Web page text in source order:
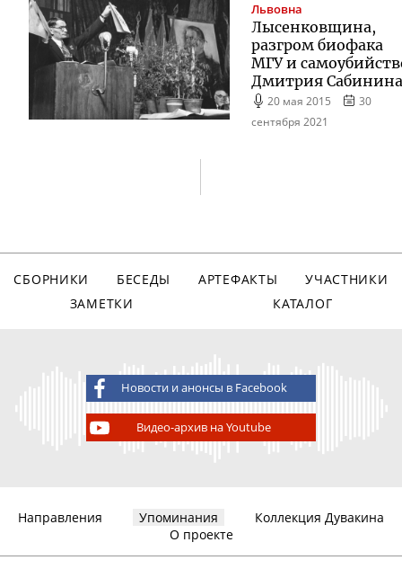
Львовна
Лысенковщина,
разгром биофака
МГУ и
Дмитрия Сабинина
20 мая 2015
30
сентября 2021
СБОРНИКИ БЕСЕДЫ АРТЕФАКТЫ
УЧАСТНИКИ
ЗАМЕТКИ
КАТАЛОГ
Новости и анонсы в Facebook
Видео-архив на Youtube
Направления Упоминания
Коллекция Дувакина
О проекте